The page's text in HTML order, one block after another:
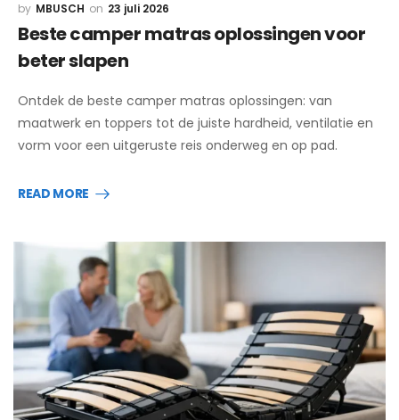
MBUSCH 23 juli 2026
Beste camper matras oplossingen voor
beter slapen
Ontdek de beste camper matras oplossingen: van
maatwerk en toppers tot de juiste hardheid, ventilatie en
vorm voor een uitgeruste reis onderweg en op pad.
READ MORE